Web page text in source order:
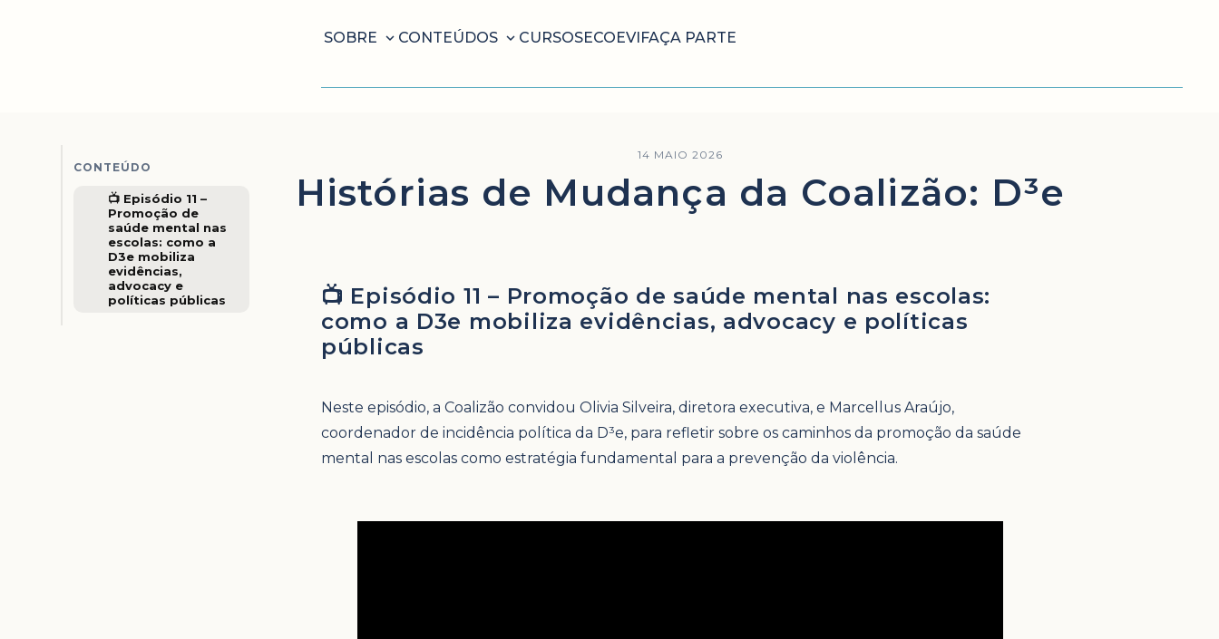
SOBRE CONTEÚDOS CURSOSECOEVIFAÇA PARTE
CONTEÚDO
📺 Episódio 11 –
Promoção de
saúde mental nas
escolas: como a
D3e mobiliza
evidências,
advocacy e
políticas públicas
14 MAIO 2026
Histórias de Mudança da Coalizão: D³e
📺 Episódio 11 – Promoção de saúde mental nas escolas:
como a D3e mobiliza evidências, advocacy e políticas
públicas
Neste episódio, a Coalizão convidou Olivia Silveira, diretora executiva, e Marcellus Araújo,
coordenador de incidência política da D³e, para refletir sobre os caminhos da promoção da saúde
mental nas escolas como estratégia fundamental para a prevenção da violência.